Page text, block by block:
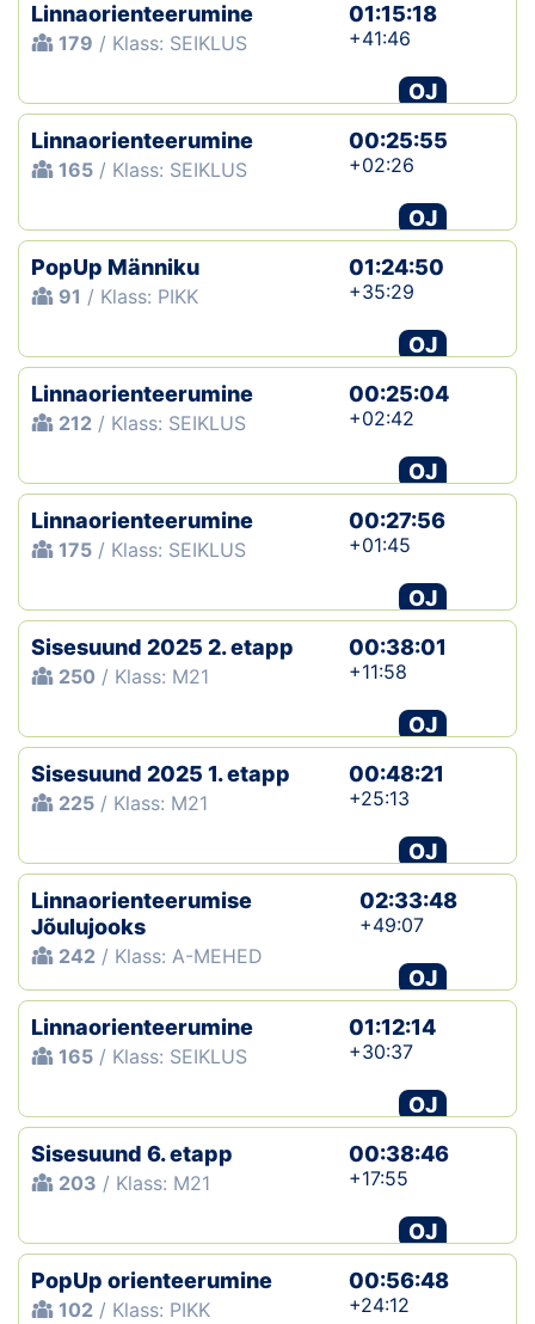
Linnaorienteerumine
179 / Klass: SEIKLUS
01:15:18
+41:46
OJ
Linnaorienteerumine
165 / Klass: SEIKLUS
00:25:55
+02:26
OJ
PopUp Männiku
91 / Klass: PIKK
01:24:50
+35:29
OJ
Linnaorienteerumine
212 / Klass: SEIKLUS
00:25:04
+02:42
OJ
Linnaorienteerumine
175 / Klass: SEIKLUS
00:27:56
+01:45
OJ
Sisesuund 2025 2. etapp
250 / Klass: M21
00:38:01
+11:58
OJ
Sisesuund 2025 1. etapp
225 / Klass: M21
00:48:21
+25:13
OJ
Linnaorienteerumise
Jõulujooks
242 / Klass: A-MEHED
02:33:48
+49:07
OJ
Linnaorienteerumine
165 / Klass: SEIKLUS
01:12:14
+30:37
OJ
Sisesuund 6. etapp
203 / Klass: M21
00:38:46
+17:55
OJ
PopUp orienteerumine
102 / Klass: PIKK
00:56:48
+24:12